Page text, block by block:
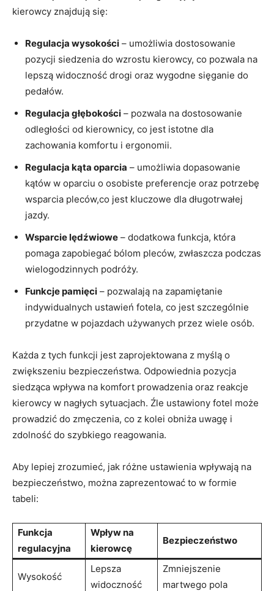
kierowcy znajdują się:
Regulacja wysokości – umożliwia dostosowanie
pozycji siedzenia ‌do wzrostu kierowcy, co pozwala na
lepszą widoczność ⁤drogi oraz wygodne sięganie do
pedałów.
Regulacja głębokości – pozwala na dostosowanie
odległości od kierownicy, co jest istotne dla
zachowania komfortu i ergonomii.
Regulacja kąta oparcia – umożliwia dopasowanie
kątów w oparciu o osobiste preferencje oraz potrzebę
wsparcia pleców,co jest kluczowe dla długotrwałej
jazdy.
Wsparcie lędźwiowe – dodatkowa funkcja, która
pomaga zapobiegać bólom ‌pleców, zwłaszcza​ podczas
wielogodzinnych podróży.
Funkcje ‍pamięci – pozwalają na ⁤zapamiętanie
indywidualnych ustawień fotela, co jest szczególnie
przydatne w pojazdach używanych przez wiele osób.
Każda z ​tych funkcji jest zaprojektowana z myślą o
zwiększeniu bezpieczeństwa. Odpowiednia pozycja
siedząca wpływa na komfort prowadzenia oraz ‌reakcje
kierowcy w nagłych sytuacjach. Źle ustawiony fotel może
prowadzić ⁣do zmęczenia, co z kolei obniża uwagę i
zdolność do szybkiego reagowania.
Aby lepiej zrozumieć, jak różne ustawienia wpływają na
bezpieczeństwo, można zaprezentować to w formie
tabeli:
Funkcja
regulacyjna
Wpływ na
kierowcę
Bezpieczeństwo
Wysokość
Lepsza
widoczność
Zmniejszenie
martwego pola